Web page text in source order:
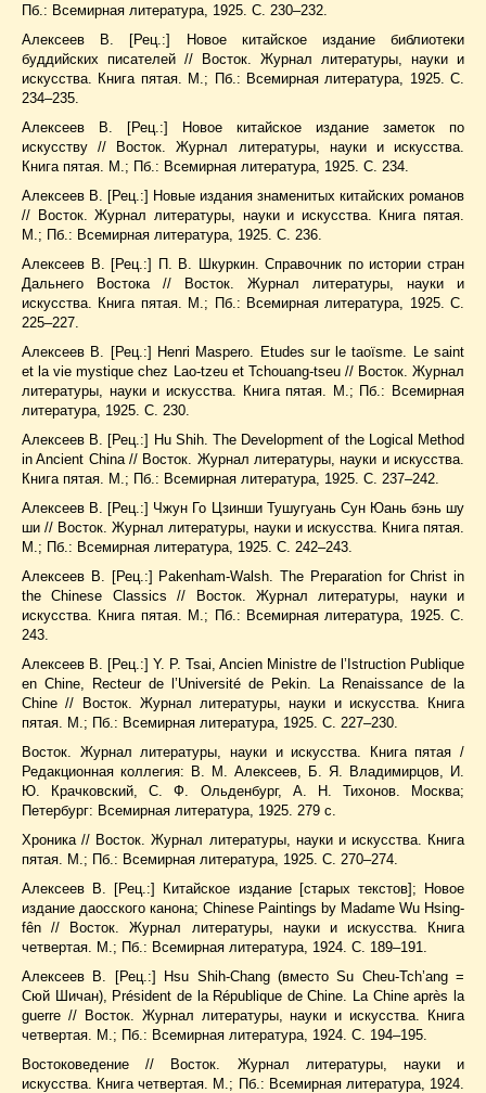
Пб.: Всемирная литература, 1925. С. 230–232.
Алексеев В. [Рец.:] Новое китайское издание библиотеки
буддийских писателей // Восток. Журнал литературы, науки и
искусства. Книга пятая. М.; Пб.: Всемирная литература, 1925. С.
234–235.
Алексеев В. [Рец.:] Новое китайское издание заметок по
искусству // Восток. Журнал литературы, науки и искусства.
Книга пятая. М.; Пб.: Всемирная литература, 1925. С. 234.
Алексеев В. [Рец.:] Новые издания знаменитых китайских романов
// Восток. Журнал литературы, науки и искусства. Книга пятая.
М.; Пб.: Всемирная литература, 1925. С. 236.
Алексеев В. [Рец.:] П. В. Шкуркин. Справочник по истории стран
Дальнего Востока // Восток. Журнал литературы, науки и
искусства. Книга пятая. М.; Пб.: Всемирная литература, 1925. С.
225–227.
Алексеев В. [Рец.:] Henri Maspero. Etudes sur le taoïsme. Le saint
et la vie mystique chez Lao-tzeu et Tchouang-tseu // Восток. Журнал
литературы, науки и искусства. Книга пятая. М.; Пб.: Всемирная
литература, 1925. С. 230.
Алексеев В. [Рец.:] Hu Shih. The Development of the Logical Method
in Ancient China // Восток. Журнал литературы, науки и искусства.
Книга пятая. М.; Пб.: Всемирная литература, 1925. С. 237–242.
Алексеев В. [Рец.:] Чжун Го Цзинши Тушугуань Сун Юань бэнь шу
ши // Восток. Журнал литературы, науки и искусства. Книга пятая.
М.; Пб.: Всемирная литература, 1925. С. 242–243.
Алексеев В. [Рец.:] Pakenham-Walsh. The Preparation for Christ in
the Chinese Classics // Восток. Журнал литературы, науки и
искусства. Книга пятая. М.; Пб.: Всемирная литература, 1925. С.
243.
Алексеев В. [Рец.:] Y. Р. Tsai, Ancien Ministre de l’Istruction Publique
en Chine, Recteur de l’Université de Pekin. La Renaissance de la
Chine // Восток. Журнал литературы, науки и искусства. Книга
пятая. М.; Пб.: Всемирная литература, 1925. С. 227–230.
Восток. Журнал литературы, науки и искусства. Книга пятая /
Редакционная коллегия: В. М. Алексеев, Б. Я. Владимирцов, И.
Ю. Крачковский, С. Ф. Ольденбург, А. Н. Тихонов. Москва;
Петербург: Всемирная литература, 1925. 279 с.
Хроника // Восток. Журнал литературы, науки и искусства. Книга
пятая. М.; Пб.: Всемирная литература, 1925. С. 270–274.
Алексеев В. [Рец.:] Китайское издание [старых текстов]; Новое
издание даосского канона; Chinese Paintings by Madame Wu Hsing-
fên // Восток. Журнал литературы, науки и искусства. Книга
четвертая. М.; Пб.: Всемирная литература, 1924. С. 189–191.
Алексеев В. [Рец.:] Hsu Shih-Chang (вместо Su Cheu-Tch’ang =
Сюй Шичан), Président de la République de Chine. La Chine après la
guerre // Восток. Журнал литературы, науки и искусства. Книга
четвертая. М.; Пб.: Всемирная литература, 1924. С. 194–195.
Востоковедение // Восток. Журнал литературы, науки и
искусства. Книга четвертая. М.; Пб.: Всемирная литература, 1924.